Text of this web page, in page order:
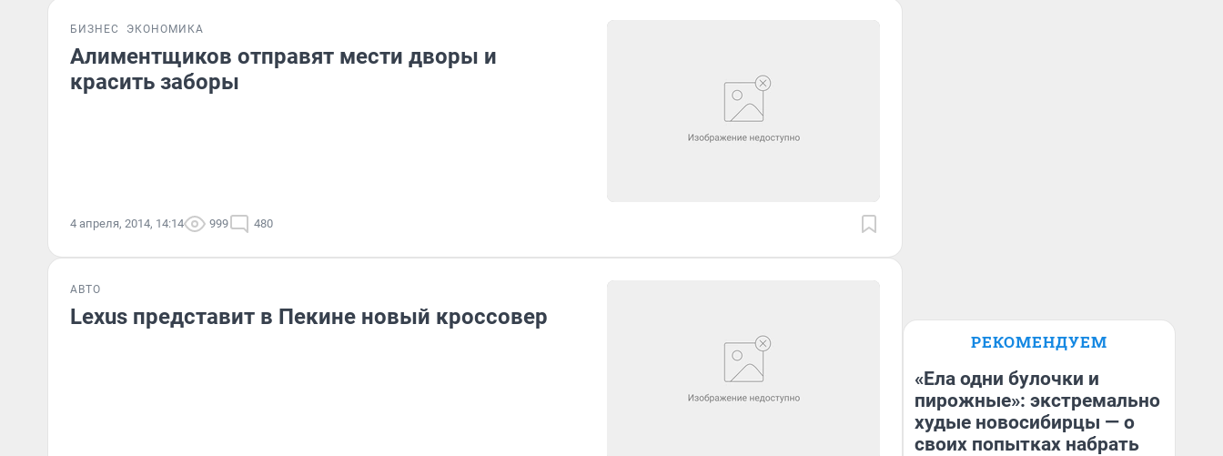
БИЗНЕС ЭКОНОМИКА
Алиментщиков отправят мести дворы и
красить заборы
4 апреля, 2014, 14:14 999 480
АВТО
Lexus представит в Пекине новый кроссовер
РЕКОМЕНДУЕМ
«Ела одни булочки и
пирожные»: экстремально
худые новосибирцы — о
своих попытках набрать